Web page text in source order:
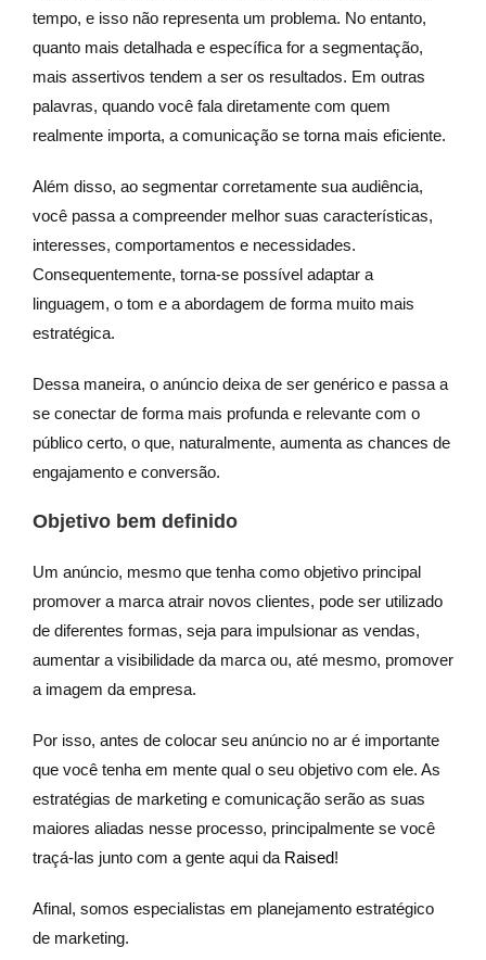
tempo, e isso não representa um problema. No entanto,
quanto mais detalhada e específica for a segmentação,
mais assertivos tendem a ser os resultados. Em outras
palavras, quando você fala diretamente com quem
realmente importa, a comunicação se torna mais eficiente.
Além disso, ao segmentar corretamente sua audiência,
você passa a compreender melhor suas características,
interesses, comportamentos e necessidades.
Consequentemente, torna-se possível adaptar a
linguagem, o tom e a abordagem de forma muito mais
estratégica.
Dessa maneira, o anúncio deixa de ser genérico e passa a
se conectar de forma mais profunda e relevante com o
público certo, o que, naturalmente, aumenta as chances de
engajamento e conversão.
Objetivo bem definido
Um anúncio, mesmo que tenha como objetivo principal
promover a marca atrair novos clientes, pode ser utilizado
de diferentes formas, seja para impulsionar as vendas,
aumentar a visibilidade da marca ou, até mesmo, promover
a imagem da empresa.
Por isso, antes de colocar seu anúncio no ar é importante
que você tenha em mente qual o seu objetivo com ele. As
estratégias de marketing e comunicação serão as suas
maiores aliadas nesse processo, principalmente se você
traçá-las junto com a gente aqui da Raised!
Afinal, somos especialistas em planejamento estratégico
de marketing.